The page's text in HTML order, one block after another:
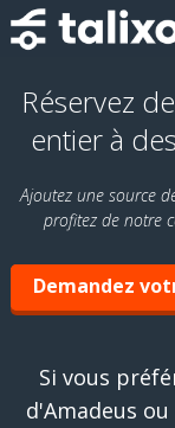
Réservez
entier à
Ajoutez une source
profitez de notre
Demandez
Si vous
d'Amadeus